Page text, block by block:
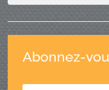
Abonnez-